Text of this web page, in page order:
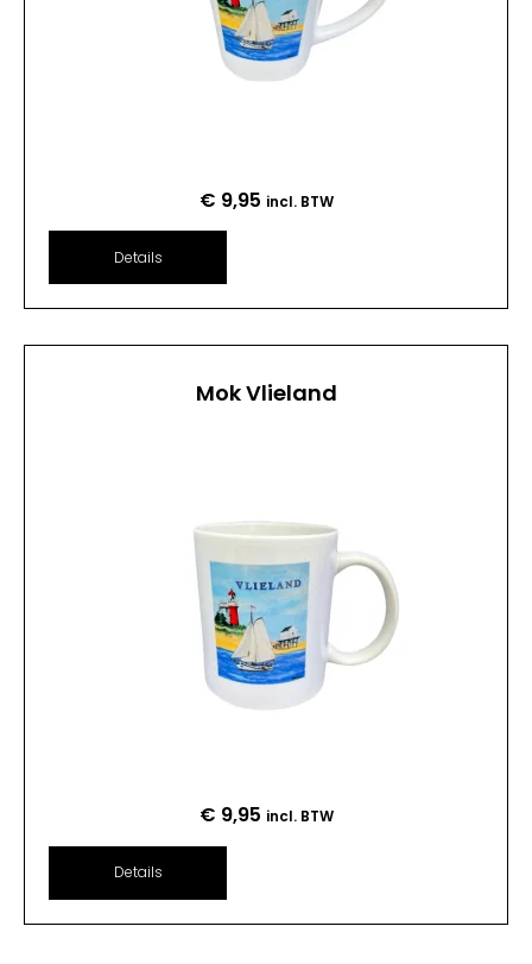
€ 9,95 incl. BTW
Details
Mok Vlieland
€ 9,95 incl. BTW
Details